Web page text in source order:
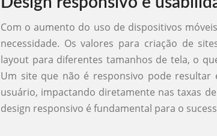
Com o aumento do uso de dispositivos
necessidade. Os valores para criação de
layout para diferentes tamanhos de tela, o
Um site que não é responsivo pode resultar
usuário, impactando diretamente nas taxas
design responsivo é fundamental para o